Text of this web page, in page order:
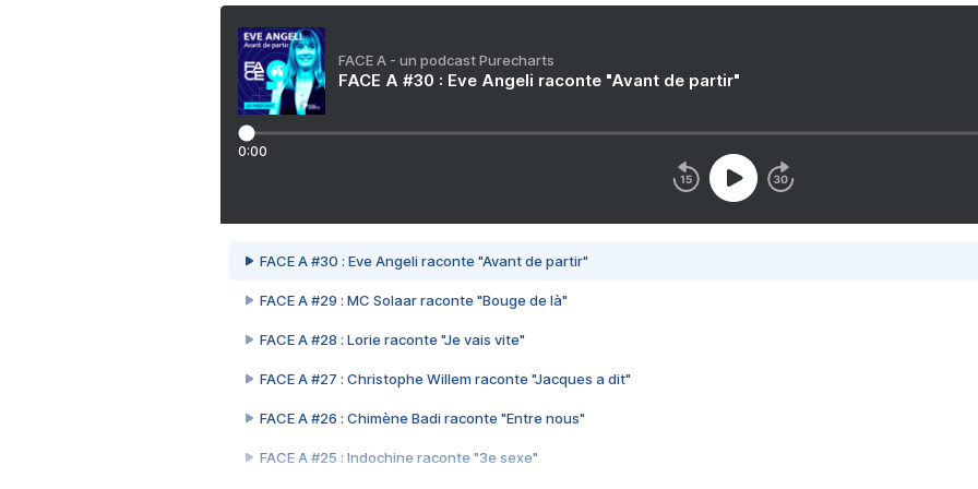
FACE A - un podcast Purecharts
FACE A #30 : Eve Angeli raconte "Avant de partir"
0:00
FACE A #30 : Eve Angeli raconte "Avant de partir"
FACE A #29 : MC Solaar raconte "Bouge de là"
FACE A #28 : Lorie raconte "Je vais vite"
FACE A #27 : Christophe Willem raconte "Jacques a dit"
FACE A #26 : Chimène Badi raconte "Entre nous"
FACE A #25 : Indochine raconte "3e sexe"